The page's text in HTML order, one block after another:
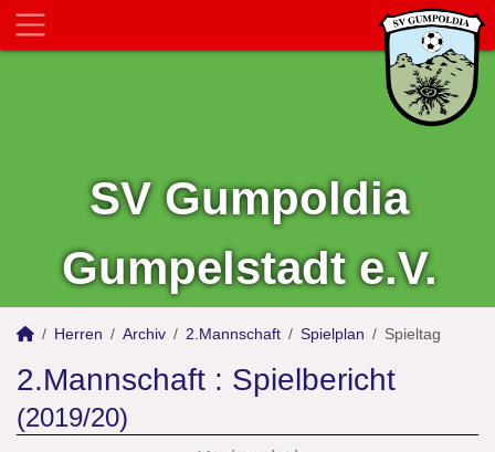
SV Gumpoldia
Gumpelstadt e.V.
Herren Archiv 2.Mannschaft Spielplan Spieltag
2.Mannschaft : Spielbericht
(2019/20)